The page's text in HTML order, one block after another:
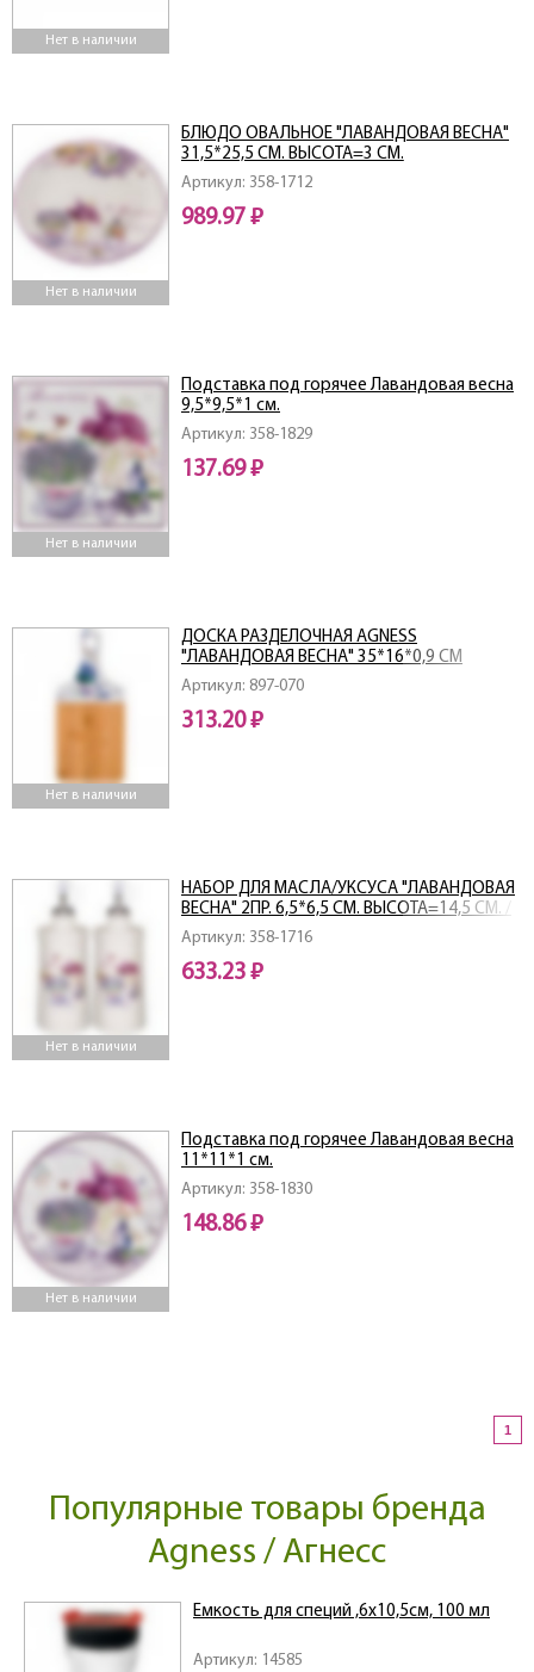
Нет в наличии
Нет в наличии
Артикул: 358-1712
БЛЮДО ОВАЛЬНОЕ "ЛАВАНДОВАЯ ВЕСНА"
31,5*25,5 СМ. ВЫСОТА=3 СМ.
989.97 ₽
Нет в наличии
Артикул: 358-1829
Подставка под горячее Лавандовая весна
9,5*9,5*1 см.
137.69 ₽
Нет в наличии
Артикул: 897-070
ДОСКА РАЗДЕЛОЧНАЯ AGNESS
"ЛАВАНДОВАЯ ВЕСНА" 35*16*0,9 СМ
БАМБУК
313.20 ₽
Нет в наличии
Артикул: 358-1716
НАБОР ДЛЯ МАСЛА/УКСУСА "ЛАВАНДОВАЯ
ВЕСНА" 2ПР. 6,5*6,5 СМ. ВЫСОТА=14,5 СМ. /
300 МЛ. (КОР=16НАБ.)
633.23 ₽
Нет в наличии
Артикул: 358-1830
Подставка под горячее Лавандовая весна
11*11*1 см.
148.86 ₽
1
Популярные товары бренда
Agness / Агнесс
Артикул: 14585
Емкость для специй ,6х10,5см, 100 мл